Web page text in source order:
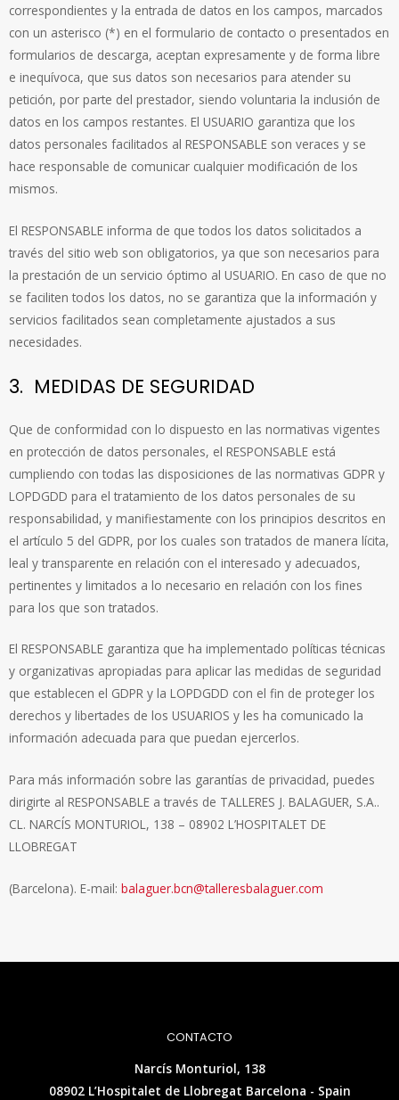
correspondientes y la entrada de datos en los campos, marcados
con un asterisco (*) en el formulario de contacto o presentados en
formularios de descarga, aceptan expresamente y de forma libre
e inequívoca, que sus datos son necesarios para atender su
petición, por parte del prestador, siendo voluntaria la inclusión de
datos en los campos restantes. El USUARIO garantiza que los
datos personales facilitados al RESPONSABLE son veraces y se
hace responsable de comunicar cualquier modificación de los
mismos.
El RESPONSABLE informa de que todos los datos solicitados a
través del sitio web son obligatorios, ya que son necesarios para
la prestación de un servicio óptimo al USUARIO. En caso de que no
se faciliten todos los datos, no se garantiza que la información y
servicios facilitados sean completamente ajustados a sus
necesidades.
3. MEDIDAS DE SEGURIDAD
Que de conformidad con lo dispuesto en las normativas vigentes
en protección de datos personales, el RESPONSABLE está
cumpliendo con todas las disposiciones de las normativas GDPR y
LOPDGDD para el tratamiento de los datos personales de su
responsabilidad, y manifiestamente con los principios descritos en
el artículo 5 del GDPR, por los cuales son tratados de manera lícita,
leal y transparente en relación con el interesado y adecuados,
pertinentes y limitados a lo necesario en relación con los fines
para los que son tratados.
El RESPONSABLE garantiza que ha implementado políticas técnicas
y organizativas apropiadas para aplicar las medidas de seguridad
que establecen el GDPR y la LOPDGDD con el fin de proteger los
derechos y libertades de los USUARIOS y les ha comunicado la
información adecuada para que puedan ejercerlos.
Para más información sobre las garantías de privacidad, puedes
dirigirte al RESPONSABLE a través de TALLERES J. BALAGUER, S.A..
CL. NARCÍS MONTURIOL, 138 – 08902 L’HOSPITALET DE
LLOBREGAT
(Barcelona). E-mail: balaguer.bcn@talleresbalaguer.com
CONTACTO
Narcís Monturiol, 138
08902 L’Hospitalet de Llobregat Barcelona - Spain